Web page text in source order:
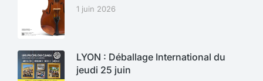
1 juin 2026
LYON : Déballage International du
jeudi 25 juin